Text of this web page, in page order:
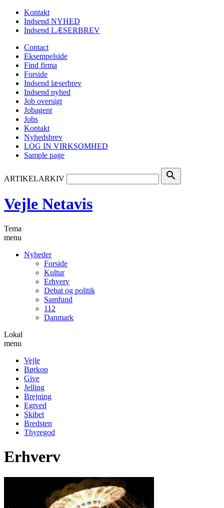
Kontakt
Indsend NYHED
Indsend LÆSERBREV
Contact
Eksempelside
Find firma
Forside
Indsend læserbrev
Indsend nyhed
Job oversigt
Jobagent
Jobs
Kontakt
Nyhedsbrev
LOG IN VIRKSOMHED
Sample page
ARTIKELARKIV search
Vejle Netavis
Tema
menu
Nyheder
Forside
Kultur
Erhverv
Debat og politik
Samfund
112
Danmark
Lokal
menu
Vejle
Børkop
Give
Jelling
Brejning
Egtved
Skibet
Bredsten
Thyregod
Erhverv